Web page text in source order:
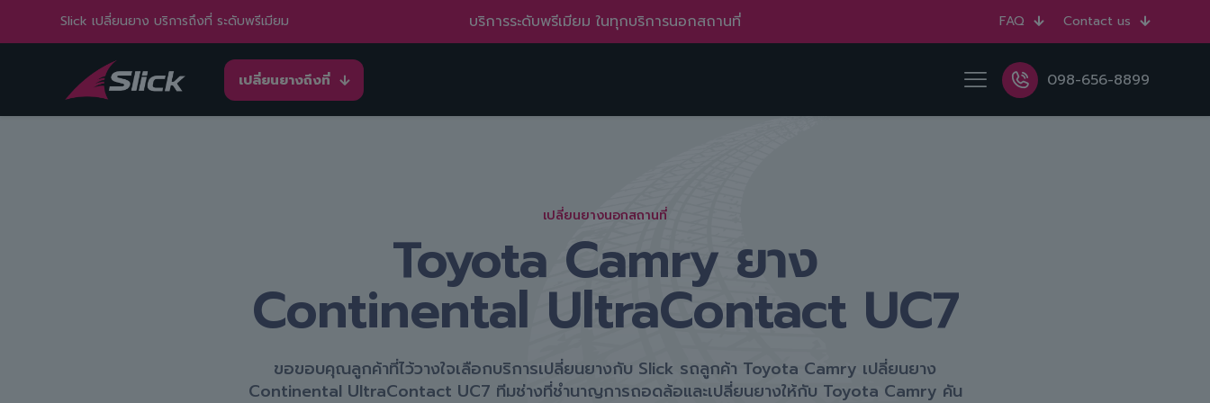
Slick เปลี่ยนยาง บริการถึงที่ ระดับพรีเมียม บริการทั่วถึง ครอบคลุมหลายพื้นที่ ทั้งในเมืองและชานเมือง FAQ Contact us
เปลี่ยนยางถึงที่ 098-656-8899
เปลี่ยนยางนอกสถานที่
Toyota Camry ยาง
Continental UltraContact UC7
ขอขอบคุณลูกค้าที่ไว้วางใจเลือกบริการเปลี่ยนยางกับ Slick รถลูกค้า Toyota Camry เปลี่ยนยาง
Continental UltraContact UC7 ทีมช่างที่ชำนาญการถอดล้อและเปลี่ยนยางให้กับ Toyota Camry คัน